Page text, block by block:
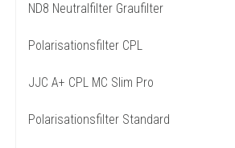
ND8 Neutralfilter Graufilter
Polarisationsfilter CPL
JJC A+ CPL MC Slim Pro
Polarisationsfilter Standard